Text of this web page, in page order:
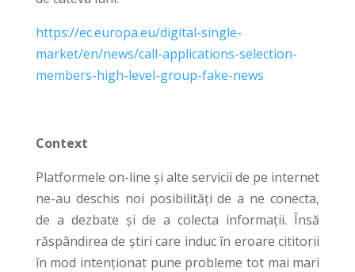
https://ec.europa.eu/digital-single-
market/en/news/call-applications-selection-
members-high-level-group-fake-news
Context
Platformele on-line și alte servicii de pe internet
ne-au deschis noi posibilități de a ne conecta,
de a dezbate și de a colecta informații. Însă
răspândirea de știri care induc în eroare cititorii
în mod intenționat pune probleme tot mai mari